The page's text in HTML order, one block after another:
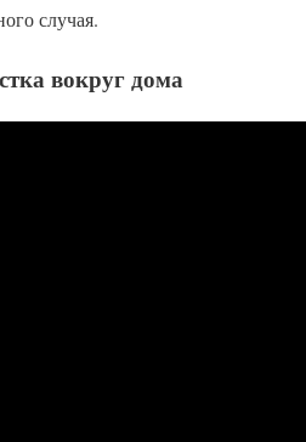
случая.
вокруг дома